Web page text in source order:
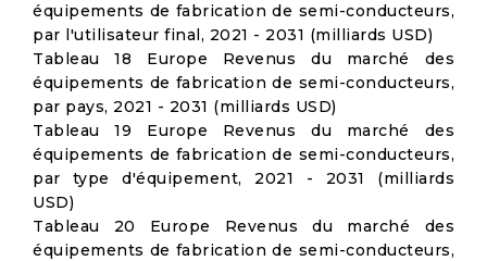
équipements de fabrication de semi-conducteurs,
par l'utilisateur final, 2021 - 2031 (milliards USD)
Tableau 18 Europe Revenus du marché des
équipements de fabrication de semi-conducteurs,
par pays, 2021 - 2031 (milliards USD)
Tableau 19 Europe Revenus du marché des
équipements de fabrication de semi-conducteurs,
par type d'équipement, 2021 - 2031 (milliards
USD)
Tableau 20 Europe Revenus du marché des
équipements de fabrication de semi-conducteurs,